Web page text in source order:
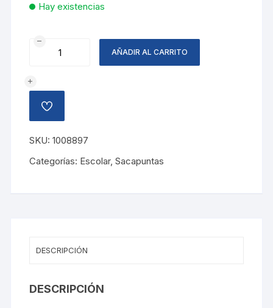
Hay existencias
SACAPUNTA
BOOGY
SURTIDOS
cantidad
AÑADIR AL CARRITO
AÑADIR
A
LISTA
DE
DESEOS
SKU:1008897
Categorías: Escolar,Sacapuntas
DESCRIPCIÓN
DESCRIPCIÓN